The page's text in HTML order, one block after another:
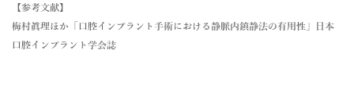
【参考文献】
梅村眞理ほか「口腔インプラント手術における静脈内鎮静法の有用性」日本
口腔インプラント学会誌